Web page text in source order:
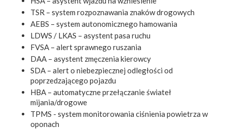
TSR – system rozpoznawania znaków drogowych
AEBS – system autonomicznego hamowania
LDWS / LKAS – asystent pasa ruchu
FVSA – alert sprawnego ruszania
DAA – asystent zmęczenia kierowcy
SDA – alert o niebezpiecznej odległości od
poprzedzającego pojazdu
HBA – automatyczne przełączanie świateł
mijania/drogowe
TPMS - system monitorowania ciśnienia powietrza w
oponach